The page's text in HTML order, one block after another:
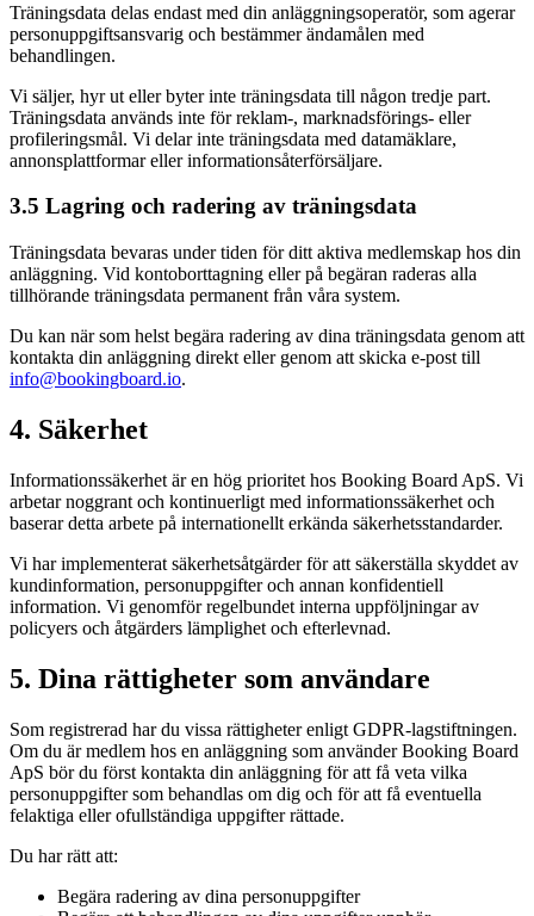
Träningsdata delas endast med din anläggningsoperatör, som agerar
personuppgiftsansvarig och bestämmer ändamålen med
behandlingen.
Vi säljer, hyr ut eller byter inte träningsdata till någon tredje part.
Träningsdata används inte för reklam-, marknadsförings- eller
profileringsmål. Vi delar inte träningsdata med datamäklare,
annonsplattformar eller informationsåterförsäljare.
3.5 Lagring och radering av träningsdata
Träningsdata bevaras under tiden för ditt aktiva medlemskap hos din
anläggning. Vid kontoborttagning eller på begäran raderas alla
tillhörande träningsdata permanent från våra system.
Du kan när som helst begära radering av dina träningsdata genom att
kontakta din anläggning direkt eller genom att skicka e-post till
info@bookingboard.io.
4. Säkerhet
Informationssäkerhet är en hög prioritet hos Booking Board ApS. Vi
arbetar noggrant och kontinuerligt med informationssäkerhet och
baserar detta arbete på internationellt erkända säkerhetsstandarder.
Vi har implementerat säkerhetsåtgärder för att säkerställa skyddet av
kundinformation, personuppgifter och annan konfidentiell
information. Vi genomför regelbundet interna uppföljningar av
policyers och åtgärders lämplighet och efterlevnad.
5. Dina rättigheter som användare
Som registrerad har du vissa rättigheter enligt GDPR-lagstiftningen.
Om du är medlem hos en anläggning som använder Booking Board
ApS bör du först kontakta din anläggning för att få veta vilka
personuppgifter som behandlas om dig och för att få eventuella
felaktiga eller ofullständiga uppgifter rättade.
Du har rätt att:
Begära radering av dina personuppgifter